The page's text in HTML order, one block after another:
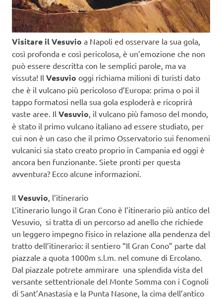
Visitare il Vesuvio a Napoli ed osservare la sua gola,
così profonda e così pericolosa, è un’emozione che non
può essere descritta con le semplici parole, ma va
vissuta! Il Vesuvio oggi richiama milioni di turisti dato
che è il vulcano più pericoloso d’Europa: prima o poi il
tappo formatosi nella sua gola esploderà e ricoprirà
vaste aree. Il Vesuvio , il vulcano più famoso del mondo,
è stato il primo vulcano italiano ad essere studiato, per
cui non è un caso che il primo Osservatorio sui fenomeni
vulcanici sia stato creato proprio in Campania ed oggi è
ancora ben funzionante. Siete pronti per questa
avventura? Ecco alcune informazioni.
Il Vesuvio , l’itinerario
L’itinerario lungo il Gran Cono è l’itinerario più antico del
Vesuvio, si tratta di un percorso ad anello che richiede
un leggero impegno fisico in relazione alla pendenza del
tratto dell’itinerario: il sentiero “Il Gran Cono” parte dal
piazzale a quota 1000m s.l.m. nel comune di Ercolano.
Dal piazzale potrete ammirare una splendida vista del
versante settentrionale del Monte Somma con i Cognoli
di Sant’Anastasia e la Punta Nasone, la cima dell’antico